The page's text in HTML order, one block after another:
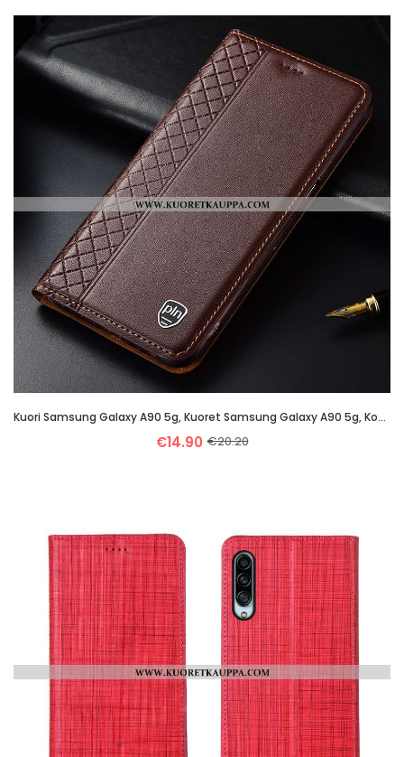
Kuori Samsung Galaxy A90 5g, Kuoret Samsung Galaxy A90 5g, Kotelo Samsung Galaxy A90 5g Nahkakuori A
€14.90 €20.20